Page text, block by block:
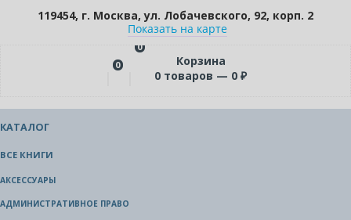
119454, г. Москва, ул. Лобачевского, 92, корп. 2
Показать на карте
0
0
Корзина
0 товаров — 0 ₽
КАТАЛОГ
ВСЕ КНИГИ
АКСЕССУАРЫ
АДМИНИСТРАТИВНОЕ ПРАВО